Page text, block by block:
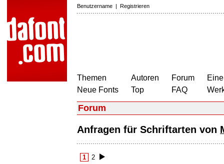
Benutzername | Registrieren
Themen
Neue Fonts
Autoren
Top
Forum
FAQ
Forum
Anfragen für Schriftarten von
1 2